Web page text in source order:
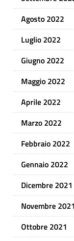
Agosto 2022
Luglio 2022
Giugno 2022
Maggio 2022
Aprile 2022
Marzo 2022
Febbraio 2022
Gennaio 2022
Dicembre 2021
Novembre 2021
Ottobre 2021